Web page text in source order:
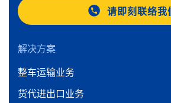
请即刻联络我
解决方案
整车运输业务
货代进出口业务